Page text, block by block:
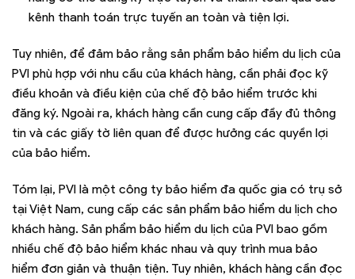
kênh thanh toán trực tuyến an toàn và tiện lợi.
Tuy nhiên, để đảm bảo rằng sản phẩm bảo hiểm du lịch của
PVI phù hợp với nhu cầu của khách hàng, cần phải đọc kỹ
điều khoản và điều kiện của chế độ bảo hiểm trước khi
đăng ký. Ngoài ra, khách hàng cần cung cấp đầy đủ thông
tin và các giấy tờ liên quan để được hưởng các quyền lợi
của bảo hiểm.
Tóm lại, PVI là một công ty bảo hiểm đa quốc gia có trụ sở
tại Việt Nam, cung cấp các sản phẩm bảo hiểm du lịch cho
khách hàng. Sản phẩm bảo hiểm du lịch của PVI bao gồm
nhiều chế độ bảo hiểm khác nhau và quy trình mua bảo
hiểm đơn giản và thuận tiện. Tuy nhiên, khách hàng cần đọc